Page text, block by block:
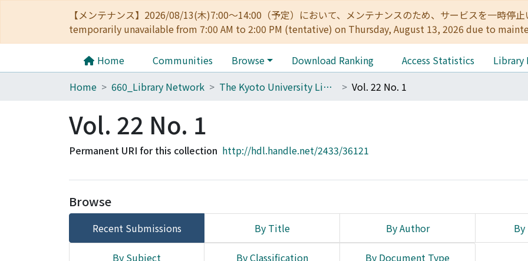
【メンテナンス】2026/08/13(木)7:00～14:00（予定）において、メンテナンスのため、サービスを一時
temporarily unavailable from 7:00 AM to 2:00 PM (tentative) on Thursday, August 13, 2026 due to
Home Communities Browse Download Ranking Access Statistics
Library
Home
660_Library Network The Kyoto University Library Network Bulletin : Sei-shu Vol. 22 No. 1
Vol. 22 No. 1
Permanent URI for this collection http://hdl.handle.net/2433/36121
Browse
Recent Submissions By Title By Author By
By Subject By Classification By Document Type